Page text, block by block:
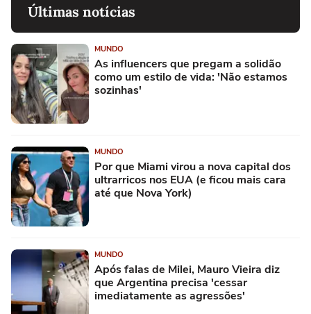
Últimas notícias
MUNDO
As influencers que pregam a solidão
como um estilo de vida: 'Não estamos
sozinhas'
MUNDO
Por que Miami virou a nova capital dos
ultrarricos nos EUA (e ficou mais cara
até que Nova York)
MUNDO
Após falas de Milei, Mauro Vieira diz
que Argentina precisa 'cessar
imediatamente as agressões'